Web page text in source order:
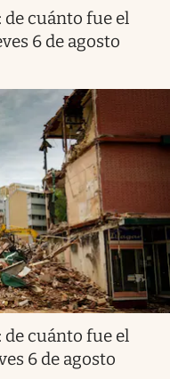
de cuánto fue el
6 de agosto
de cuánto fue el
6 de agosto